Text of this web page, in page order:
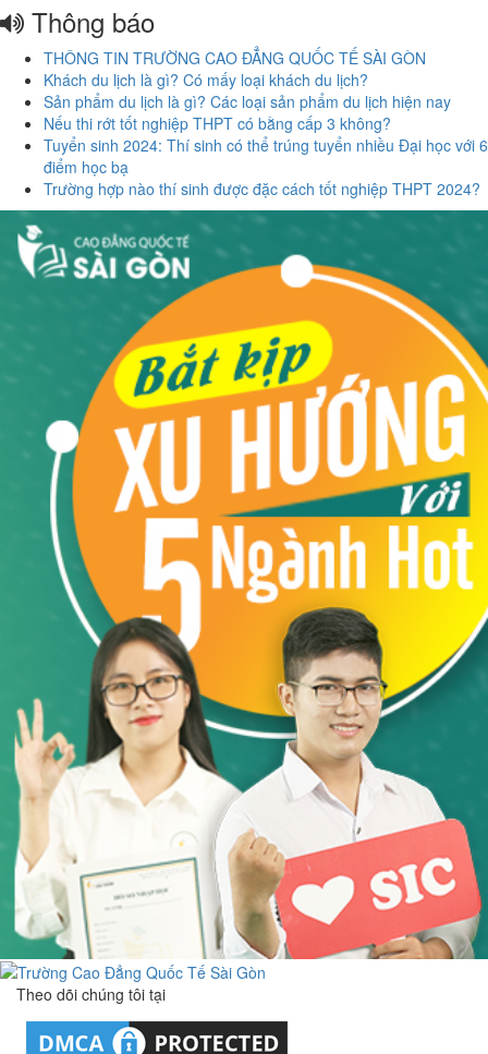
Thông báo
THÔNG TIN TRƯỜNG CAO ĐẲNG QUỐC TẾ SÀI GÒN
Khách du lịch là gì? Có mấy loại khách du lịch?
Sản phẩm du lịch là gì? Các loại sản phẩm du lịch hiện nay
Nếu thi rớt tốt nghiệp THPT có bằng cấp 3 không?
Tuyển sinh 2024: Thí sinh có thể trúng tuyển nhiều Đại học với 6
điểm học bạ
Trường hợp nào thí sinh được đặc cách tốt nghiệp THPT 2024?
Theo dõi chúng tôi tại